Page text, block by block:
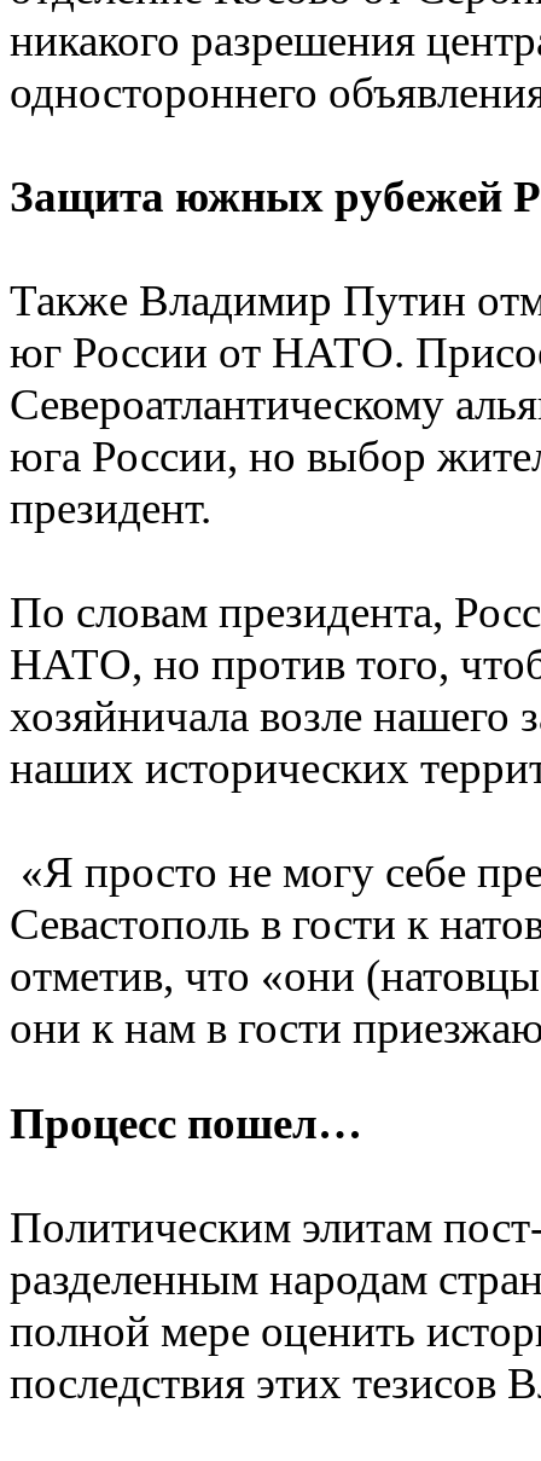
никакого разрешения
одностороннего
Защита южных рубежей
Также Владимир Путин
юг России от НАТО.
Североатлантическому
юга России, но выбор
президент.
По словам президента,
НАТО, но против того,
хозяйничала возле
наших исторических
«Я просто не могу себе
Севастополь в гости к
отметив, что «они
они к нам в гости
Процесс пошел…
Политическим элитам
разделенным народам
полной мере оценить
последствия этих тезисов